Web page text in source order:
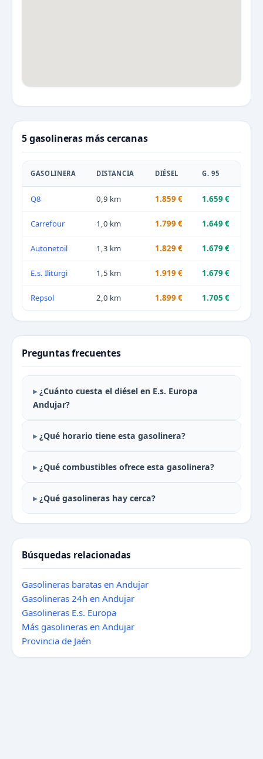
5 gasolineras más cercanas
GASOLINERA DISTANCIA DIÉSEL G. 95
Q8 0,9 km 1.859 € 1.659 €
Carrefour 1,0 km 1.799 € 1.649 €
Autonetoil 1,3 km 1.829 € 1.679 €
E.s. Iliturgi 1,5 km 1.919 € 1.679 €
Repsol 2,0 km 1.899 € 1.705 €
Preguntas frecuentes
¿Cuánto cuesta el diésel en E.s. Europa
Andujar?
¿Qué horario tiene esta gasolinera?
¿Qué combustibles ofrece esta gasolinera?
¿Qué gasolineras hay cerca?
Búsquedas relacionadas
Gasolineras baratas en Andujar
Gasolineras 24h en Andujar
Gasolineras E.s. Europa
Más gasolineras en Andujar
Provincia de Jaén